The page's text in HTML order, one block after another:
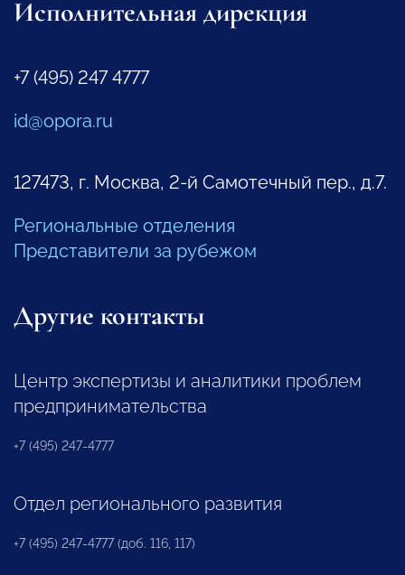
Исполнительная дирекция
+7 (495) 247 4777
id@opora.ru
127473, г. Москва, 2-й Самотечный пер., д.7.
Региональные отделения
Представители за рубежом
Другие контакты
Центр экспертизы и аналитики проблем
предпринимательства
+7 (495) 247-4777
Отдел регионального развития
+7 (495) 247-4777 (доб. 116, 117)